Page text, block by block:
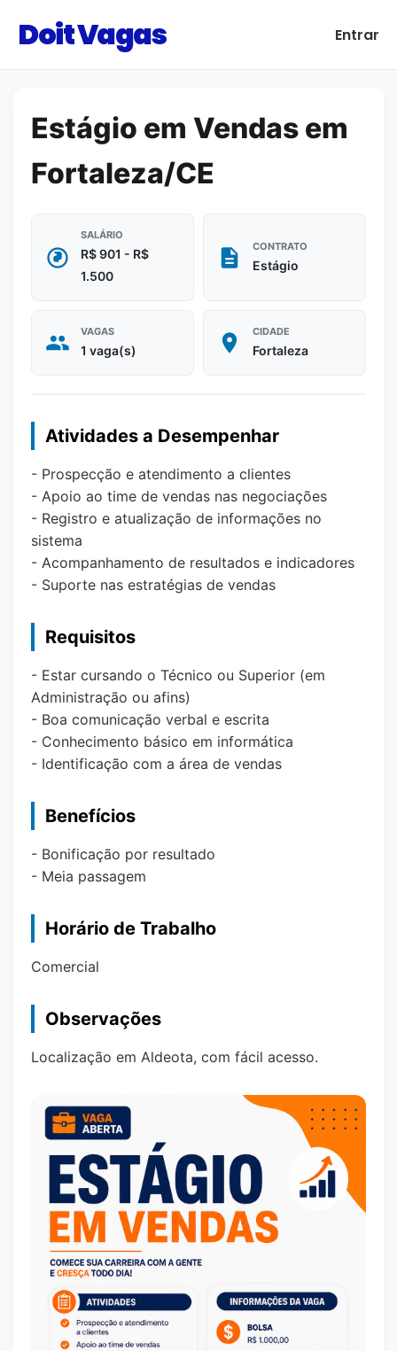
Doit Vagas Entrar
Estágio em Vendas em
Fortaleza/CE
SALÁRIO
R$ 901 - R$
1.500
CONTRATO
Estágio
VAGAS
1 vaga(s)
CIDADE
Fortaleza
Atividades a Desempenhar
- Prospecção e atendimento a clientes
- Apoio ao time de vendas nas negociações
- Registro e atualização de informações no
sistema
- Acompanhamento de resultados e indicadores
- Suporte nas estratégias de vendas
Requisitos
- Estar cursando o Técnico ou Superior (em
Administração ou afins)
- Boa comunicação verbal e escrita
- Conhecimento básico em informática
- Identificação com a área de vendas
Benefícios
- Bonificação por resultado
- Meia passagem
Horário de Trabalho
Comercial
Observações
Localização em Aldeota, com fácil acesso.